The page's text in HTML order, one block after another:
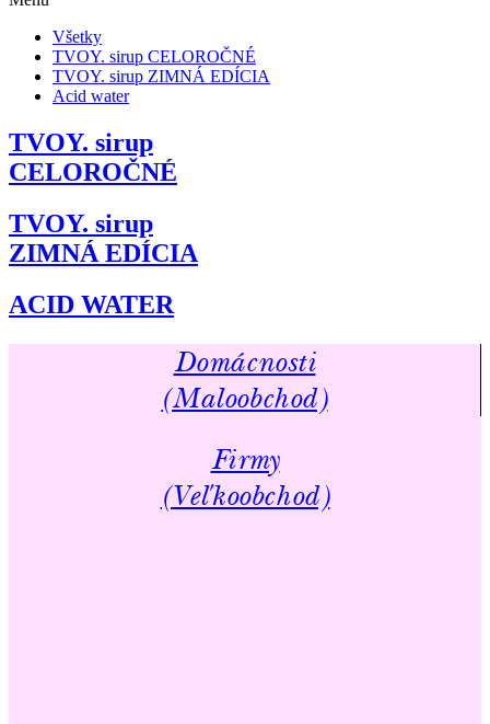
Všetky
TVOY. sirup CELOROČNÉ
TVOY. sirup ZIMNÁ EDÍCIA
Acid water
TVOY. sirup
CELOROČNÉ
TVOY. sirup
ZIMNÁ EDÍCIA
ACID WATER
Domácnosti
(Maloobchod)
Firmy
(Veľkoobchod)